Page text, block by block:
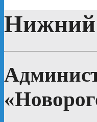
Нижний